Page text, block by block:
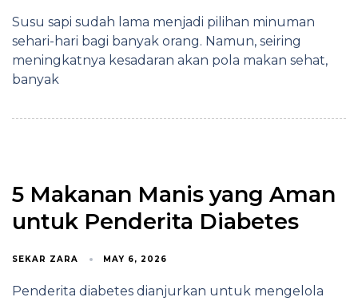
Susu sapi sudah lama menjadi pilihan minuman
sehari-hari bagi banyak orang. Namun, seiring
meningkatnya kesadaran akan pola makan sehat,
banyak
5 Makanan Manis yang Aman
untuk Penderita Diabetes
SEKAR ZARA MAY 6, 2026
Penderita diabetes dianjurkan untuk mengelola